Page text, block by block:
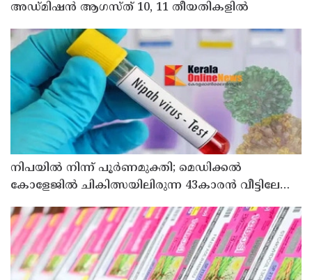
അഡ്മിഷൻ ആഗസ്ത് 10, 11 തീയതികളിൽ
നിപയിൽ നിന്ന് പൂർണമുക്തി; മെഡിക്കൽ
കോളേജിൽ ചികിത്സയിലിരുന്ന 43കാരൻ വീട്ടിലേക്ക്
മടങ്ങി